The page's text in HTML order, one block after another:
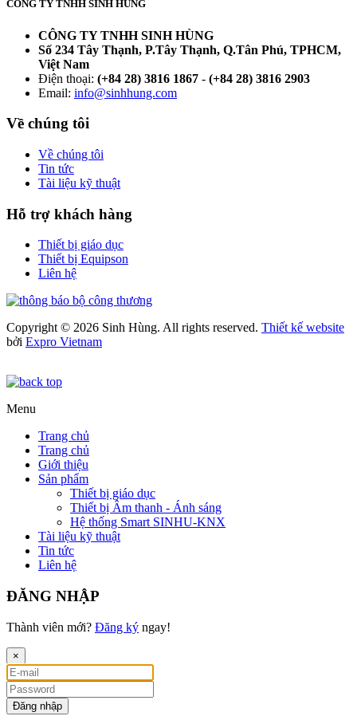
CÔNG TY TNHH SINH HÙNG
CÔNG TY TNHH SINH HÙNG
Số 234 Tây Thạnh, P.Tây Thạnh, Q.Tân Phú, TPHCM,
Việt Nam
Điện thoại: (+84 28) 3816 1867 - (+84 28) 3816 2903
Email: info@sinhhung.com
Về chúng tôi
Về chúng tôi
Tin tức
Tài liệu kỹ thuật
Hỗ trợ khách hàng
Thiết bị giáo dục
Thiết bị Equipson
Liên hệ
Copyright © 2026 Sinh Hùng. All rights reserved. Thiết kế website
bởi Expro Vietnam
Menu
Trang chủ
Trang chủ
Giới thiệu
Sản phẩm
Thiết bị giáo dục
Thiết bị Âm thanh - Ánh sáng
Hệ thống Smart SINHU-KNX
Tài liệu kỹ thuật
Tin tức
Liên hệ
ĐĂNG NHẬP
Thành viên mới? Đăng ký ngay!
×
Đăng nhập